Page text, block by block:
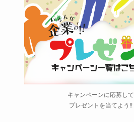
キャンペーンに応募して
プレゼントを当てよう!!